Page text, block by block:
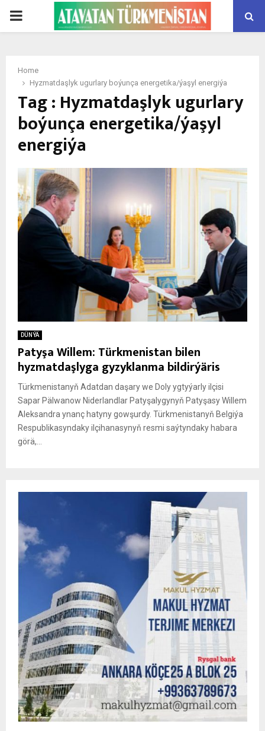
PRIMARY
Home
Hyzmatdaşlyk ugurlary boýunça energetika/ýaşyl energiýa
Tag : Hyzmatdaşlyk ugurlary
boýunça energetika/ýaşyl
energiýa
DÜNÝÄ
Patyşa Willem: Türkmenistan bilen
hyzmatdaşlyga gyzyklanma bildirýäris
Türkmenistanyň Adatdan daşary we Doly ygtyýarly ilçisi
Sapar Pälwanow Niderlandlar Patyşalygynyň Patyşasy Willem
Aleksandra ynanç hatyny gowşurdy. Türkmenistanyň Belgiýa
Respublikasyndaky ilçihanasynyň resmi saýtyndaky habara
görä,...